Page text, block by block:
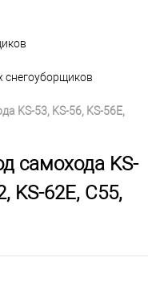
снегоуборщиков
KS-53, KS-56, KS-56E,
самохода KS-
KS-62E, C55,